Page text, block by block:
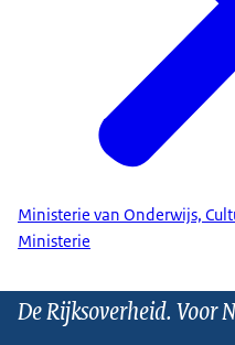
Ministerie van Onderwijs,
Ministerie
De Rijksoverheid. Voor